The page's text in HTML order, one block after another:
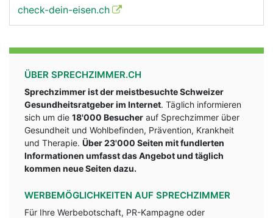
check-dein-eisen.ch
ÜBER SPRECHZIMMER.CH
Sprechzimmer ist der meistbesuchte Schweizer
Gesundheitsratgeber im Internet. Täglich informieren
sich um die 18'000 Besucher auf Sprechzimmer über
Gesundheit und Wohlbefinden, Prävention, Krankheit
und Therapie. Über 23'000 Seiten mit fundlerten
Informationen umfasst das Angebot und täglich
kommen neue Seiten dazu.
WERBEMÖGLICHKEITEN AUF SPRECHZIMMER
Für Ihre Werbebotschaft, PR-Kampagne oder